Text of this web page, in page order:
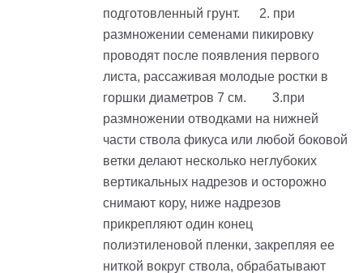
подготовленный грунт. 2. при
размножении семенами пикировку
проводят после появления первого
листа, рассаживая молодые ростки в
горшки диаметров 7 см. 3.при
размножении отводками на нижней
части ствола фикуса или любой боковой
ветки делают несколько неглубоких
вертикальных надрезов и осторожно
снимают кору, ниже надрезов
прикрепляют один конец
полиэтиленовой пленки, закрепляя ее
ниткой вокруг ствола, обрабатывают